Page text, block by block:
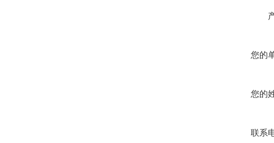
您的
您的
联系